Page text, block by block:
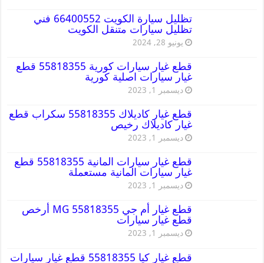
تظليل سيارة الكويت 66400552 فني
تظليل سيارات متنقل الكويت
يونيو 28, 2024
قطع غيار سيارات كورية 55818355 قطع
غيار سيارات اصلية كورية
ديسمبر 1, 2023
قطع غيار كاديلاك 55818355 سكراب قطع
غيار كاديلاك رخيص
ديسمبر 1, 2023
قطع غيار سيارات المانية 55818355 قطع
غيار سيارات المانية مستعملة
ديسمبر 1, 2023
قطع غيار أم جي MG 55818355 أرخص
قطع غيار سيارات
ديسمبر 1, 2023
قطع غيار كيا 55818355 قطع غيار سيارات